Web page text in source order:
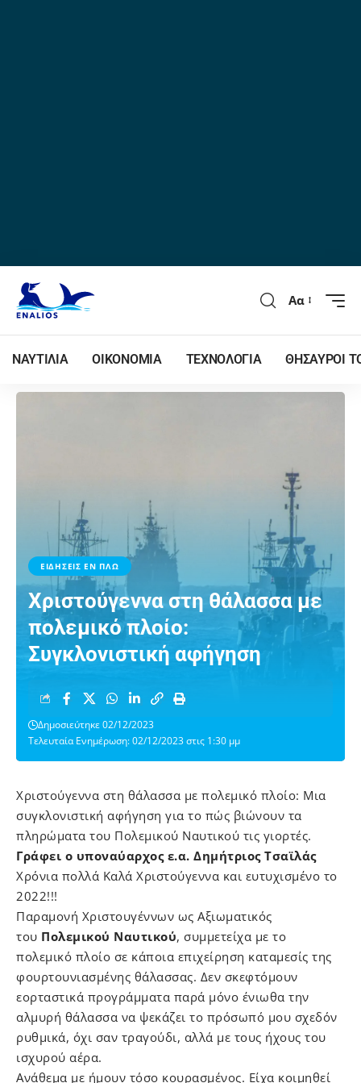
Αα
ΝΑΥΤΙΛΙΑ ΟΙΚΟΝΟΜΙΑ ΤΕΧΝΟΛΟΓΙΑ ΘΗΣΑΥΡΟΙ
ΕΙΔΗΣΕΙΣ ΕΝ ΠΛΩ
Χριστούγεννα στη θάλασσα με
πολεμικό πλοίο:
Συγκλονιστική αφήγηση
Τελευταία Ενημέρωση: 02/12/2023 στις 1:30 μμ
Δημοσιεύτηκε 02/12/2023
Χριστούγεννα στη θάλασσα με πολεμικό πλοίο: Μια
συγκλονιστική αφήγηση για το πώς βιώνουν τα
πληρώματα του Πολεμικού Ναυτικού τις γιορτές.
Γράφει ο υποναύαρχος ε.α. Δημήτριος Τσαϊλάς
Χρόνια πολλά Καλά Χριστούγεννα και ευτυχισμένο το
2022!!!
Παραμονή Χριστουγέννων ως Αξιωματικός
του Πολεμικού Ναυτικού, συμμετείχα με το
πολεμικό πλοίο σε κάποια επιχείρηση καταμεσίς της
φουρτουνιασμένης θάλασσας. Δεν σκεφτόμουν
εορταστικά προγράμματα παρά μόνο ένιωθα την
αλμυρή θάλασσα να ψεκάζει το πρόσωπό μου σχεδόν
ρυθμικά, όχι σαν τραγούδι, αλλά με τους ήχους του
ισχυρού αέρα.
Ανάθεμα με ήμουν τόσο κουρασμένος. Είχα κοιμηθεί